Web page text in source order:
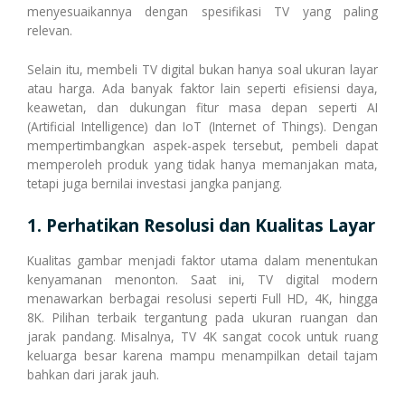
Topup E-Wallet
Voucher Game Online
Voucher Wifi, dll
Pasca Bayar / PPOB
Transaksi Via Facebook
Transaksi Via Telegram
Transaksi Via Gtalk
Transaksi Via Twitter
menyesuaikannya dengan spesifikasi TV yang paling
relevan.
Selain itu, membeli TV digital bukan hanya soal ukuran layar
atau harga. Ada banyak faktor lain seperti efisiensi daya,
keawetan, dan dukungan fitur masa depan seperti AI
(Artificial Intelligence) dan IoT (Internet of Things). Dengan
mempertimbangkan aspek-aspek tersebut, pembeli dapat
memperoleh produk yang tidak hanya memanjakan mata,
tetapi juga bernilai investasi jangka panjang.
1. Perhatikan Resolusi dan Kualitas Layar
Kualitas gambar menjadi faktor utama dalam menentukan
kenyamanan menonton. Saat ini, TV digital modern
menawarkan berbagai resolusi seperti Full HD, 4K, hingga
8K. Pilihan terbaik tergantung pada ukuran ruangan dan
jarak pandang. Misalnya, TV 4K sangat cocok untuk ruang
keluarga besar karena mampu menampilkan detail tajam
bahkan dari jarak jauh.